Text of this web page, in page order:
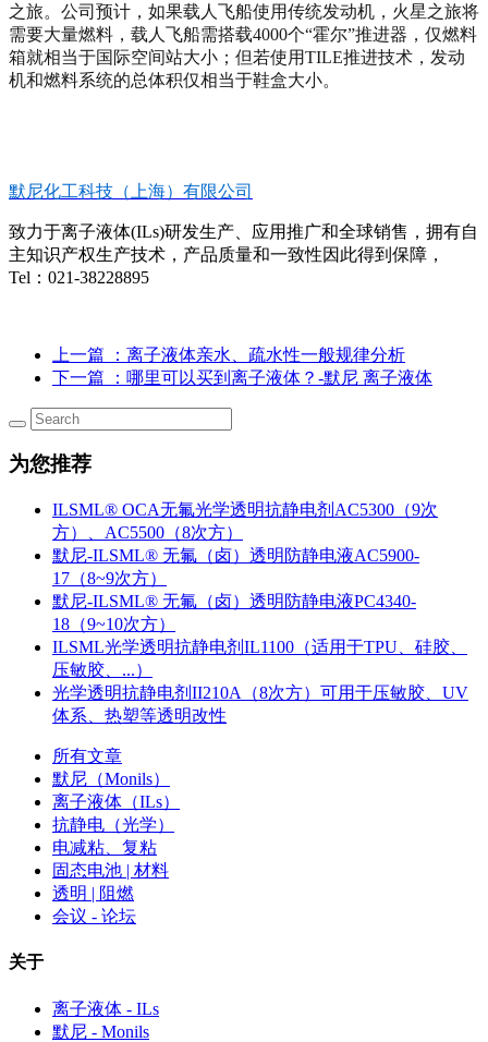
之旅。公司预计，如果载人飞船使用传统发动机，火星之旅将
需要大量燃料，载人飞船需搭载4000个“霍尔”推进器，仅燃料
箱就相当于国际空间站大小；但若使用TILE推进技术，发动
机和燃料系统的总体积仅相当于鞋盒大小。
默尼化工科技（上海）有限公司
致力于离子液体(ILs)研发生产、应用推广和全球销售，拥有自
主知识产权生产技术，产品质量和一致性因此得到保障，
Tel：021-38228895
上一篇
：离子液体亲水、疏水性一般规律分析
下一篇
：哪里可以买到离子液体？-默尼 离子液体
为您推荐
ILSML® OCA无氟光学透明抗静电剂AC5300（9次
方）、AC5500（8次方）
默尼-ILSML® 无氟（卤）透明防静电液AC5900-
17（8~9次方）
默尼-ILSML® 无氟（卤）透明防静电液PC4340-
18（9~10次方）
ILSML光学透明抗静电剂IL1100（适用于TPU、硅胶、
压敏胶、...）
光学透明抗静电剂II210A（8次方）可用于压敏胶、UV
体系、热塑等透明改性
所有文章
默尼（Monils）
离子液体（ILs）
抗静电（光学）
电减粘、复粘
固态电池 | 材料
透明 | 阻燃
会议 - 论坛
关于
离子液体 - ILs
默尼 - Monils